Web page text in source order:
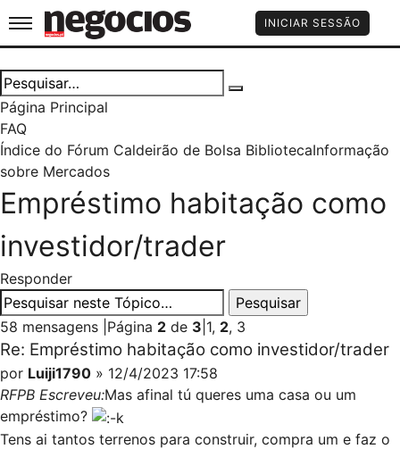
Jornal de Negócios INICIAR SESSÃO
Página Principal
FAQ
Índice do Fórum Caldeirão de Bolsa BibliotecaInformação
sobre Mercados
Empréstimo habitação como
investidor/trader
Responder
58 mensagens Página 2 de 3 1, 2, 3
Re: Empréstimo habitação como investidor/trader
por Luiji1790 » 12/4/2023 17:58
RFPB Escreveu:Mas afinal tú queres uma casa ou um
empréstimo?
Tens ai tantos terrenos para construir, compra um e faz o